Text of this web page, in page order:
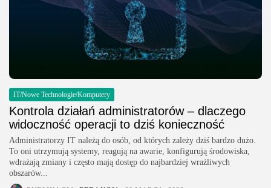
IT/Nowe Technologie/Komputery
Kontrola działań administratorów – dlaczego
widoczność operacji to dziś konieczność
Administratorzy IT należą do osób, od których zależy dziś bardzo dużo.
To oni utrzymują systemy, reagują na awarie, konfigurują środowiska,
wdrażają zmiany i często mają dostęp do najbardziej wrażliwych
obszarów...